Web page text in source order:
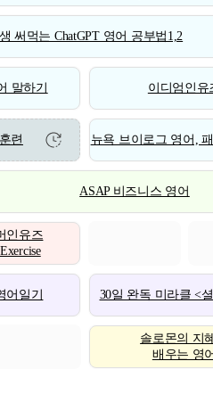
써먹는 ChatGPT 영어 공부법1,2
말하기 이디엄인유
련 뉴욕 브이로그 영어,
ASAP 비즈니스 영어
인유즈
어일기 30일 완독 미라클 <
솔로몬의 지
배우는 영어